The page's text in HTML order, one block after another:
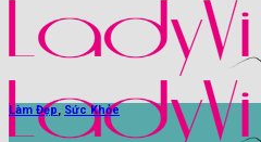
Làm Đẹp, Sức Khỏe